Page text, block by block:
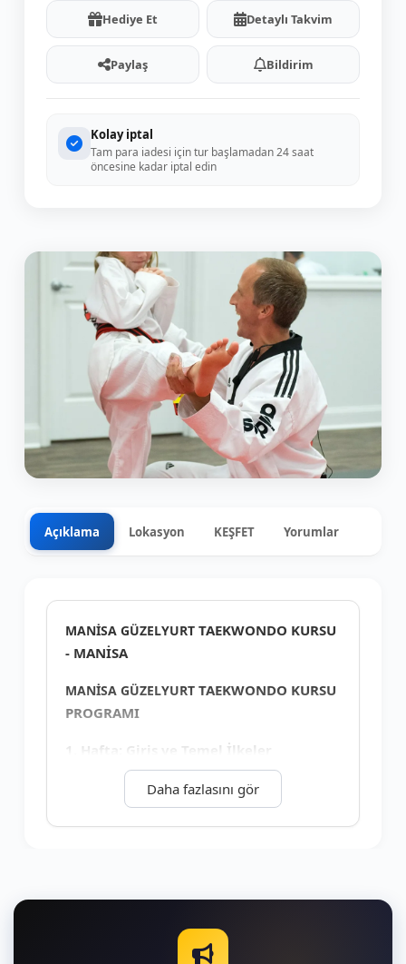
Açıklama Lokasyon KEŞFET Yorumlar
MANİSA GÜZELYURT TAEKWONDO KURSU
- MANİSA
MANİSA GÜZELYURT TAEKWONDO KURSU
PROGRAMI
1. Hafta: Giriş ve Temel İlkeler
Taekwondo Tanışma ve Isınma
Egzersizleri
Taekwondo'nun tanımı ve tarihçesi
Daha fazlasını gör
Hediye Et Detaylı Takvim
Paylaş Bildirim
Kolay iptal
Tam para iadesi için tur başlamadan 24 saat
öncesine kadar iptal edin